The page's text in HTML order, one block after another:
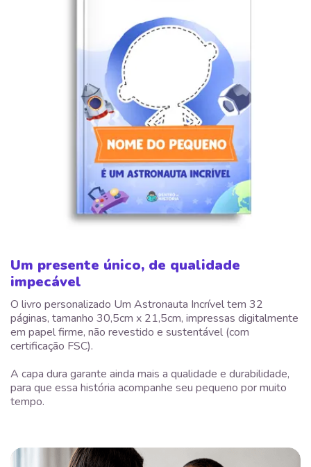
Um presente único, de qualidade
impecável
O livro personalizado Um Astronauta Incrível tem 32
páginas, tamanho 30,5cm x 21,5cm, impressas digitalmente
em papel firme, não revestido e sustentável (com
certificação FSC).
A capa dura garante ainda mais a qualidade e durabilidade,
para que essa história acompanhe seu pequeno por muito
tempo.